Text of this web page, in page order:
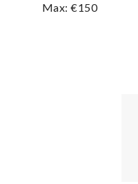
Max: €150